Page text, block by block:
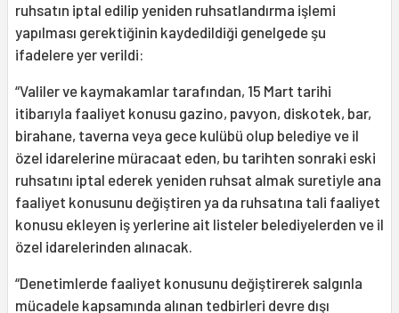
ruhsatın iptal edilip yeniden ruhsatlandırma işlemi
yapılması gerektiğinin kaydedildiği genelgede şu
ifadelere yer verildi:
“Valiler ve kaymakamlar tarafından, 15 Mart tarihi
itibarıyla faaliyet konusu gazino, pavyon, diskotek, bar,
birahane, taverna veya gece kulübü olup belediye ve il
özel idarelerine müracaat eden, bu tarihten sonraki eski
ruhsatını iptal ederek yeniden ruhsat almak suretiyle ana
faaliyet konusunu değiştiren ya da ruhsatına tali faaliyet
konusu ekleyen iş yerlerine ait listeler belediyelerden ve il
özel idarelerinden alınacak.
“Denetimlerde faaliyet konusunu değiştirerek salgınla
mücadele kapsamında alınan tedbirleri devre dışı